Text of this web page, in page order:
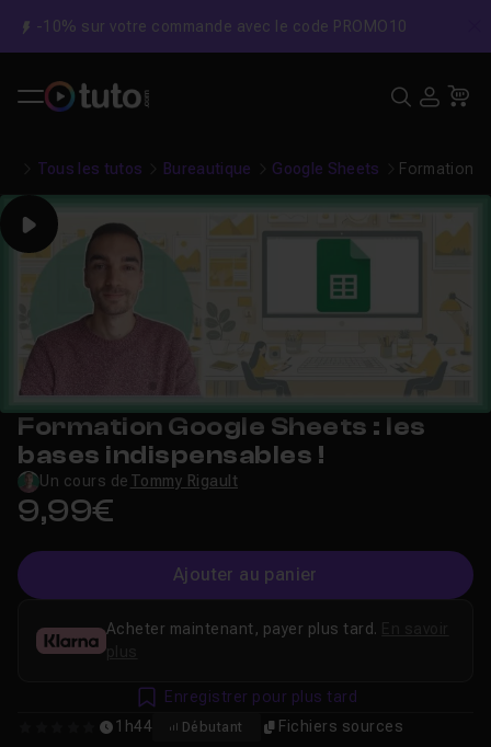
-10% sur votre commande avec le code PROMO10
Tous les tutos Bureautique Google Sheets Formation
Play
Formation Google Sheets : les
bases indispensables !
Un cours de Tommy Rigault
9,99€
Ajouter au panier
1h44 Débutant Fichiers sources
Acheter maintenant, payer plus tard.
plus
Enregistrer pour plus tard